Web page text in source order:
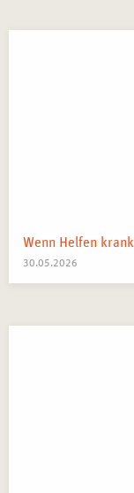
30.05.2026